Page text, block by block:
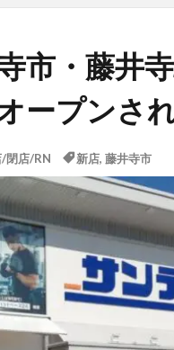
市・藤井
ープンさ
閉店/RN 新店, 藤井寺市